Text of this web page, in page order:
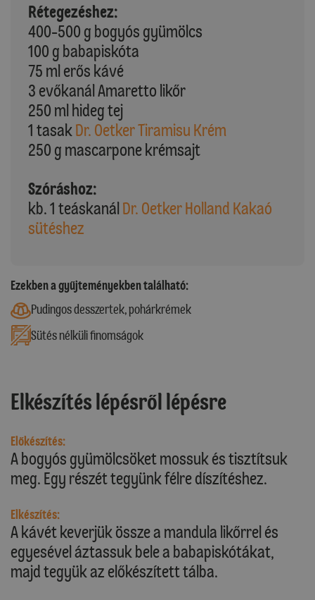
Rétegezéshez:
400-500 g bogyós gyümölcs
100 g babapiskóta
75 ml erős kávé
3 evőkanál Amaretto likőr
250 ml hideg tej
1 tasak Dr. Oetker Tiramisu Krém
250 g mascarpone krémsajt
Szóráshoz:
kb. 1 teáskanálDr. Oetker Holland Kakaó
sütéshez
Ezekben a gyűjteményekben található:
Pudingos desszertek, pohárkrémek
Sütés nélküli finomságok
Elkészítés lépésről lépésre
Előkészítés:
A bogyós gyümölcsöket mossuk és tisztítsuk
meg. Egy részét tegyünk félre díszítéshez.
Elkészítés:
A kávét keverjük össze a mandula likőrrel és
egyesével áztassuk bele a babapiskótákat,
majd tegyük az előkészített tálba.